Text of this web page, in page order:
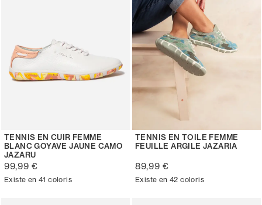
TENNIS EN CUIR FEMME
BLANC GOYAVE JAUNE CAMO
JAZARU
99,99 €
Existe en 41 coloris
TENNIS EN TOILE FEMME
FEUILLE ARGILE JAZARIA
89,99 €
Existe en 42 coloris